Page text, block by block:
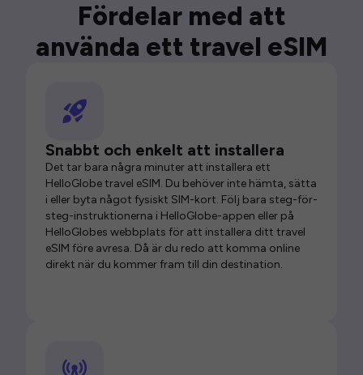
Fördelar med att
använda ett travel eSIM
Snabbt och enkelt att installera
Det tar bara några minuter att installera ett
HelloGlobe travel eSIM. Du behöver inte hämta, sätta
i eller byta något fysiskt SIM-kort. Följ bara steg-för-
steg-instruktionerna i HelloGlobe-appen eller på
HelloGlobes webbplats för att installera ditt travel
eSIM före avresa. Då är du redo att komma online
direkt när du kommer fram till din destination.